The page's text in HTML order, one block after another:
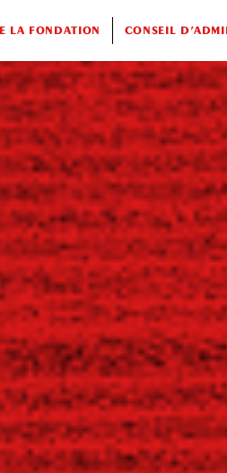
LA FONDATION CONSEIL